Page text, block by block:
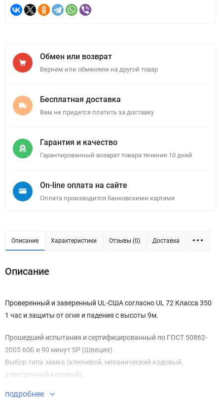
Обмен или возврат
Вернем или обменяем на другой товар
Бесплатная доставка
Вам не придется платить за доставку
Гарантия и качество
Гарантированный возврат товара течение 10 дней
On-line оплата на сайте
Оплата производится банковскими картами
Описание Характеристики Отзывы (0) Доставка
Описание
Проверенный и заверенный UL-США согласно UL 72 Класса 350
1 час и защиты от огня и падения с высоты 9м.
Прошедший испытания и сертифицированный по ГОСТ 50862-
2005 60Б и 90 минут SP (Швеция)
Выбор типа замка (ключевой, механический кодовый,
электронный кодовый).
перемещения.
подробнее